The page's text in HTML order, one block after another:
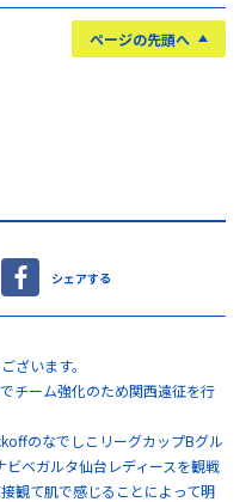
ページの先頭へ
シェアする
ざいます。
チーム強化のため関西遠征を行
のなでしこリーグカップBグル
ビベガルタ仙台レディースを観戦
観て肌で感じることによって明